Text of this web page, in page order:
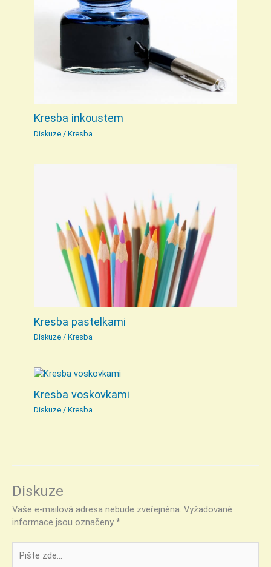
Kresba inkoustem
Diskuze /Kresba
Kresba pastelkami
Diskuze /Kresba
Kresba voskovkami
Diskuze /Kresba
Diskuze
Vaše e-mailová adresa nebude zveřejněna. Vyžadované
informace jsou označeny *
zde…